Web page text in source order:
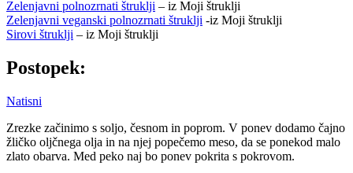
Zelenjavni polnozrnati štruklji – iz Moji štruklji
Zelenjavni veganski polnozrnati štruklji -iz Moji štruklji
Sirovi štruklji – iz Moji štruklji
Postopek:
Natisni
Zrezke začinimo s soljo, česnom in poprom. V ponev dodamo čajno
žličko oljčnega olja in na njej popečemo meso, da se ponekod malo
zlato obarva. Med peko naj bo ponev pokrita s pokrovom.